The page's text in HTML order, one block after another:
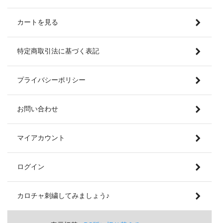
カートを見る
特定商取引法に基づく表記
プライバシーポリシー
お問い合わせ
マイアカウント
ログイン
カロチャ刺繍してみましょう♪